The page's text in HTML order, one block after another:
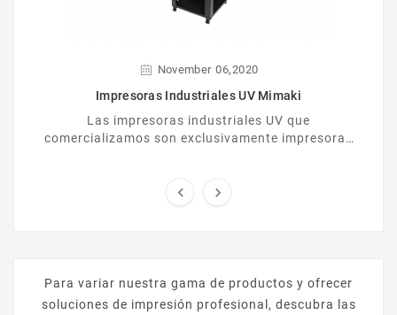
November 06,2020
Impresoras Industriales UV Mimaki
Las impresoras industriales UV que
comercializamos son exclusivamente impresoras
 
Para variar nuestra gama de productos y ofrecer
soluciones de impresión profesional, descubra las